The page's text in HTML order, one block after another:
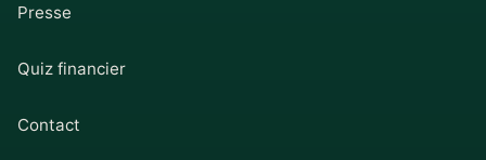
Presse
Quiz financier
Contact